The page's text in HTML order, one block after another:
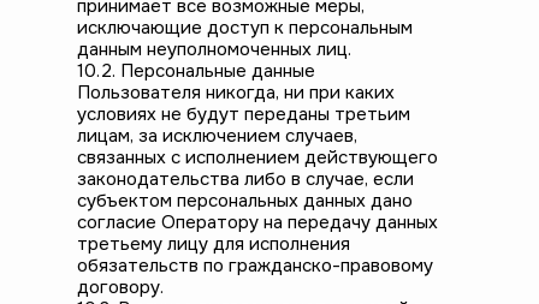
принимает все возможные меры,
исключающие доступ к персональным
данным неуполномоченных лиц.
10.2. Персональные данные
Пользователя никогда, ни при каких
условиях не будут переданы третьим
лицам, за исключением случаев,
связанных с исполнением действующего
законодательства либо в случае, если
субъектом персональных данных дано
согласие Оператору на передачу данных
третьему лицу для исполнения
обязательств по гражданско-правовому
договору.